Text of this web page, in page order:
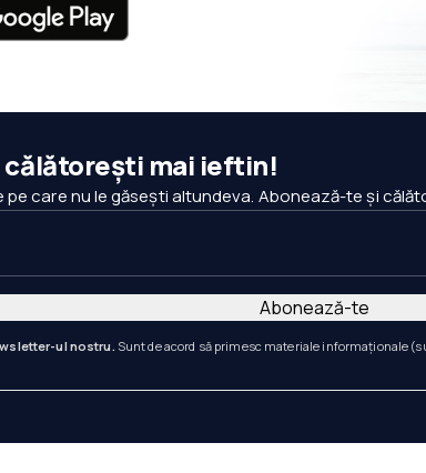
călătorești mai ieftin!
care nu le găsești altundeva. Abonează-te și
ul nostru. Sunt de acord să primesc materiale informaționale
Abonează-te